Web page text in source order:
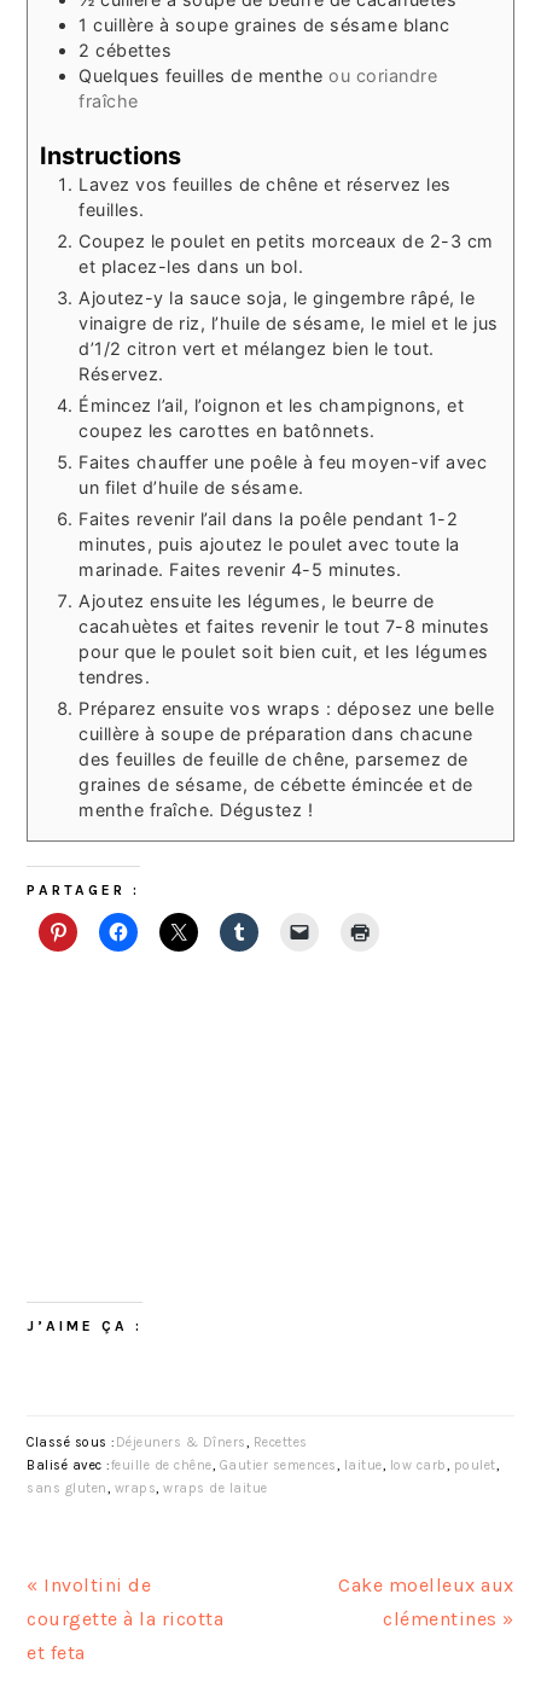
1 cuillère à soupe graines de sésame blanc
2 cébettes
Quelques feuilles de menthe ou coriandre
fraîche
Instructions
Lavez vos feuilles de chêne et réservez les
feuilles.
Coupez le poulet en petits morceaux de 2-3 cm
et placez-les dans un bol.
Ajoutez-y la sauce soja, le gingembre râpé, le
vinaigre de riz, l’huile de sésame, le miel et le jus
d’1/2 citron vert et mélangez bien le tout.
Réservez.
Émincez l’ail, l’oignon et les champignons, et
coupez les carottes en batônnets.
Faites chauffer une poêle à feu moyen-vif avec
un filet d’huile de sésame.
Faites revenir l’ail dans la poêle pendant 1-2
minutes, puis ajoutez le poulet avec toute la
marinade. Faites revenir 4-5 minutes.
Ajoutez ensuite les légumes, le beurre de
cacahuètes et faites revenir le tout 7-8 minutes
pour que le poulet soit bien cuit, et les légumes
tendres.
Préparez ensuite vos wraps : déposez une belle
cuillère à soupe de préparation dans chacune
des feuilles de feuille de chêne, parsemez de
graines de sésame, de cébette émincée et de
menthe fraîche. Dégustez !
PARTAGER :
J’AIME ÇA :
Classé sous : Déjeuners & Dîners, Recettes
Balisé avec :feuille de chêne, Gautier semences, laitue, low carb, poulet,
sans gluten, wraps,wraps de laitue
A
r
t
« Involtini de
courgette à la ricotta
et feta
A
Cake moelleux aux
clémentines »